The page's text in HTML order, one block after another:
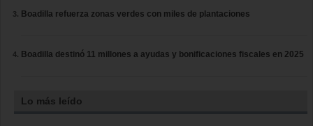
Boadilla refuerza zonas verdes con miles de plantaciones
Boadilla destinó 11 millones a ayudas y bonificaciones fiscales en 2025
Lo más leído